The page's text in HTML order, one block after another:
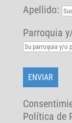
Apellido:
Parroquia
Política de